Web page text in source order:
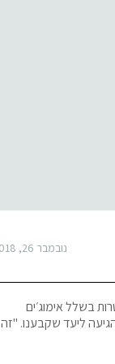
נובמבר 26, 2018
בשלל אימוג׳ים
ליעד שקבענו. "זה